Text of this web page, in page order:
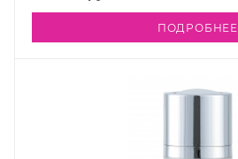
ПОДРОБНЕЕ